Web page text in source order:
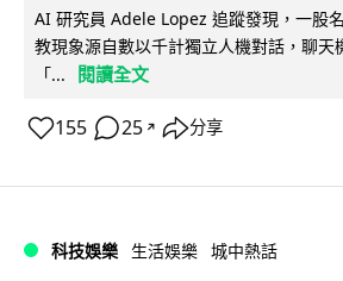
AI 研究員 Adele Lopez 追蹤發現，一股
教現象源自數以千計獨立人機對話，聊天
「...
閱讀全文
155 25 ↗ 分享
科技娛樂 生活娛樂 城中熱話